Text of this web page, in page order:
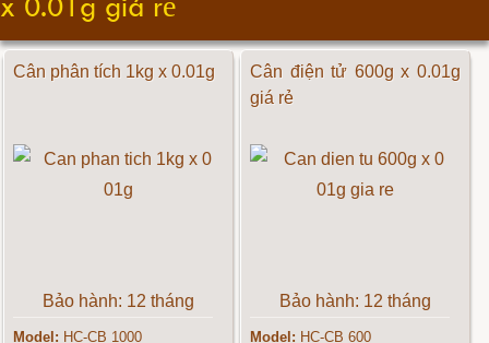
Cân phân tích 1kg x 0.01g
Bảo hành: 12 tháng
Model: HC-CB 1000
Cân điện tử 600g x 0.01g
giá rẻ
Bảo hành: 12 tháng
Model: HC-CB 600